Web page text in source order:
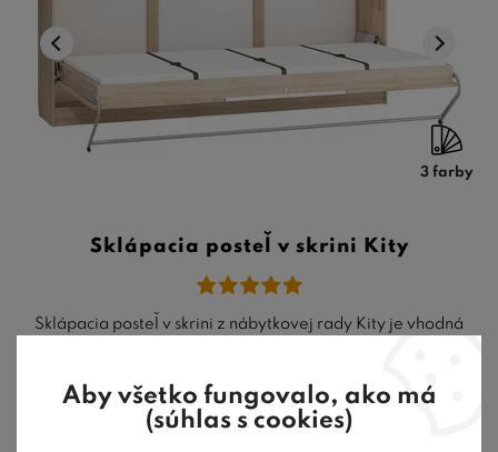
3 farby
Sklápacia posteľ v skrini Kity
Sklápacia posteľ v skrini z nábytkovej rady Kity je vhodná
€
8-10 týždňov
Aby všetko fungovalo, ako má
(súhlas s cookies)